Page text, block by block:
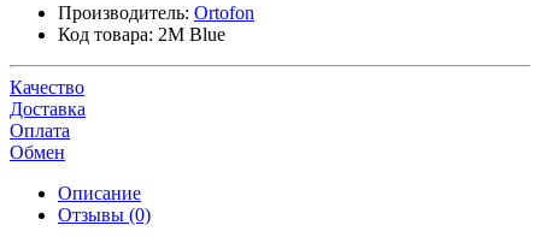
Производитель: Ortofon
Код товара: 2M Blue
Качество
Доставка
Оплата
Обмен
Описание
Отзывы (0)